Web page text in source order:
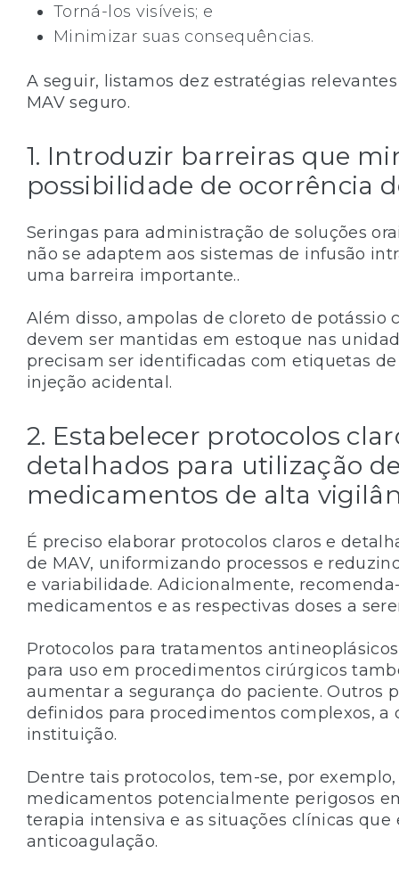
Torná-los visíveis; e
Minimizar suas consequências.
A seguir, listamos dez estratégias
MAV seguro.
1. Introduzir barreiras que
possibilidade de ocorrência
Seringas para administração de soluções
não se adaptem aos sistemas de infusão
uma barreira importante..
Além disso, ampolas de cloreto de potássio
devem ser mantidas em estoque nas
precisam ser identificadas com etiquetas
injeção acidental.
2. Estabelecer protocolos
detalhados para utilização
medicamentos de alta
É preciso elaborar protocolos claros e
de MAV, uniformizando processos e
e variabilidade. Adicionalmente,
medicamentos e as respectivas doses a
Protocolos para tratamentos
para uso em procedimentos cirúrgicos
aumentar a segurança do paciente. Outros
definidos para procedimentos complexos, a
instituição.
Dentre tais protocolos, tem-se, por
medicamentos potencialmente perigosos
terapia intensiva e as situações clínicas que
anticoagulação.